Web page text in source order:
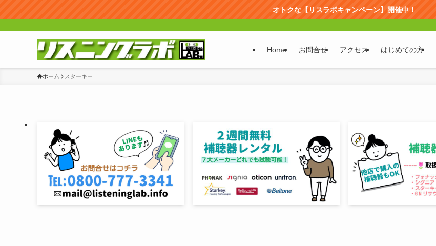
オトクな【リスラボキャンペーン】開催中！
Home お問合せ アクセス はじめての方
ホーム スターキー